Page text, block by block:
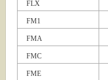
FLX
FM1
FMA
FMC
FME